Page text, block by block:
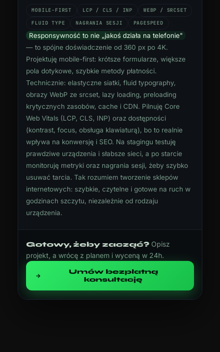
MOBILE-FIRST LCP / CLS / INP
WEBP / SRCSET
FLUID TYPE
NAGRANIA SESJI PAGESPEED
Responsywność to nie „jakoś działa na telefonie"
— to spójne doświadczenie od 360 px po 4K.
Projektuję mobile-first: krótsze formularze, większe
pola dotykowe, szybkie metody płatności.
Technicznie: elastyczne siatki, fluid typography,
obrazy WebP ze srcset, lazy loading, preloading
krytycznych zasobów, cache i CDN. Pilnuję Core
Web Vitals (LCP, CLS, INP) oraz dostępności
(kontrast, focus, obsługa klawiaturą), bo to realnie
wpływa na konwersję i SEO. Na stagingu testuję
prawdziwe urządzenia i słabsze sieci, a po starcie
monitoruję metryki oraz nagrania sesji, żeby szybko
usuwać tarcia. Tak rozumiem tworzenie sklepów
internetowych: szybkie, czytelne i gotowe na ruch w
godzinach szczytu, niezależnie od rodzaju
urządzenia.
Gotowy, żeby zacząć? Opisz
projekt, a wrócę z planem i wyceną w 24h.
Umów bezpłatną
konsultację